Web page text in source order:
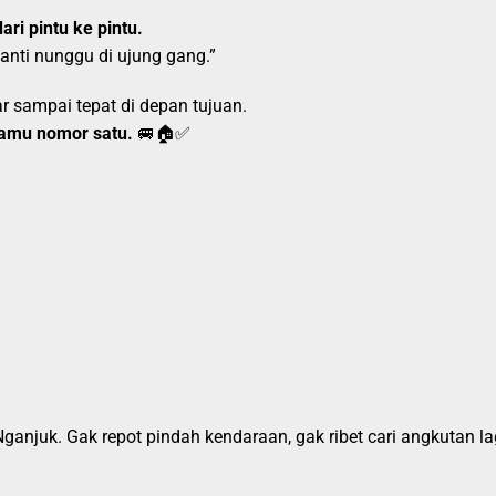
pintu ke pintu.
nunggu di ujung gang.”
sampai tepat di depan tujuan.
nomor satu. 🚐🏠✅
Gak repot pindah kendaraan, gak ribet cari angkutan